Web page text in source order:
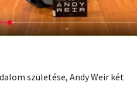
születése, Andy Weir két